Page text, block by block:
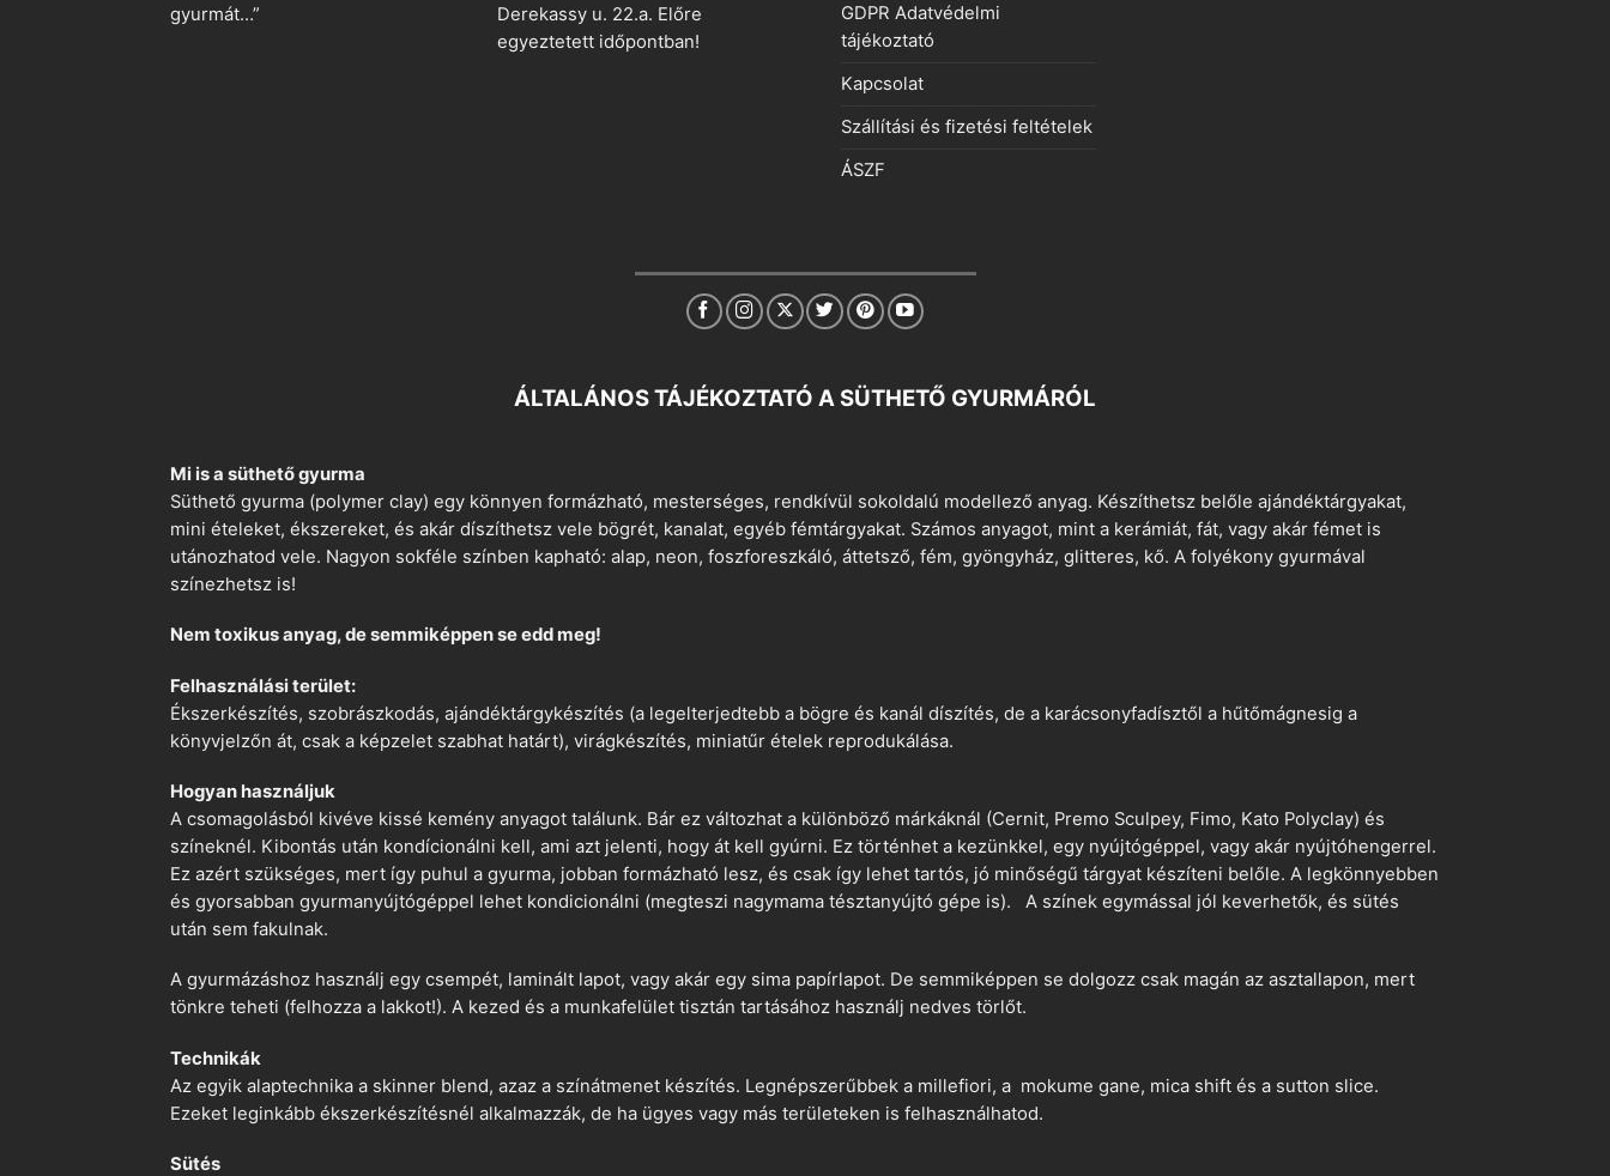
gyurmát…”
Derekassy u. 22.a. Előre
egyeztetett időpontban!
GDPR Adatvédelmi
tájékoztató
Kapcsolat
Szállítási és fizetési feltételek
ÁSZF
ÁLTALÁNOS TÁJÉKOZTATÓ A SÜTHETŐ GYURMÁRÓL
Mi is a süthető gyurma
Süthető gyurma (polymer clay) egy könnyen formázható, mesterséges, rendkívül sokoldalú modellező anyag. Készíthetsz belőle ajándéktárgyakat,
mini ételeket, ékszereket, és akár díszíthetsz vele bögrét, kanalat, egyéb fémtárgyakat. Számos anyagot, mint a kerámiát, fát, vagy akár fémet is
utánozhatod vele. Nagyon sokféle színben kapható: alap, neon, foszforeszkáló, áttetsző, fém, gyöngyház, glitteres, kő. A folyékony gyurmával
színezhetsz is!
Nem toxikus anyag, de semmiképpen se edd meg!
Felhasználási terület:
Ékszerkészítés, szobrászkodás, ajándéktárgykészítés (a legelterjedtebb a bögre és kanál díszítés, de a karácsonyfadísztől a hűtőmágnesig a
könyvjelzőn át, csak a képzelet szabhat határt), virágkészítés, miniatűr ételek reprodukálása.
Hogyan használjuk
A csomagolásból kivéve kissé kemény anyagot találunk. Bár ez változhat a különböző márkáknál (Cernit, Premo Sculpey, Fimo, Kato Polyclay) és
színeknél. Kibontás után kondícionálni kell, ami azt jelenti, hogy át kell gyúrni. Ez történhet a kezünkkel, egy nyújtógéppel, vagy akár nyújtóhengerrel.
Ez azért szükséges, mert így puhul a gyurma, jobban formázható lesz, és csak így lehet tartós, jó minőségű tárgyat készíteni belőle. A legkönnyebben
és gyorsabban gyurmanyújtógéppel lehet kondicionálni (megteszi nagymama tésztanyújtó gépe is). A színek egymással jól keverhetők, és sütés
után sem fakulnak.
A gyurmázáshoz használj egy csempét, laminált lapot, vagy akár egy sima papírlapot. De semmiképpen se dolgozz csak magán az asztallapon, mert
tönkre teheti (felhozza a lakkot!). A kezed és a munkafelület tisztán tartásához használj nedves törlőt.
Technikák
Az egyik alaptechnika a skinner blend, azaz a színátmenet készítés. Legnépszerűbbek a millefiori, a mokume gane, mica shift és a sutton slice.
Ezeket leginkább ékszerkészítésnél alkalmazzák, de ha ügyes vagy más területeken is felhasználhatod.
Sütés